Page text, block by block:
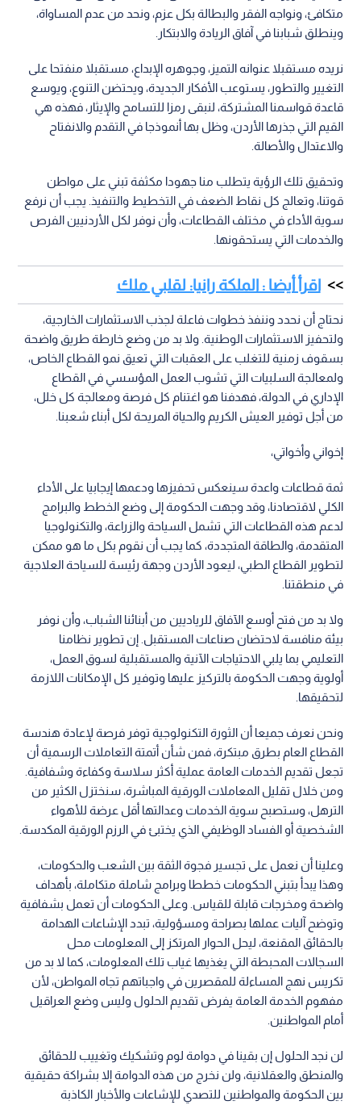
متكافئ، ونواجه الفقر والبطالة بكل عزم، ونحد من عدم المساواة،
وينطلق شبابنا في آفاق الريادة والابتكار.
نريده مستقبلا عنوانه التميز، وجوهره الإبداع، مستقبلا منفتحا على
التغيير والتطور، يستوعب الأفكار الجديدة، ويحتضن التنوع، ويوسع
قاعدة قواسمنا المشتركة، لنبقى رمزا للتسامح والإيثار، فهذه هي
القيم التي جذرها الأردن، وظل بها أنموذجا في التقدم والانفتاح
والاعتدال والأصالة.
وتحقيق تلك الرؤية يتطلب منا جهودا مكثفة تبني على مواطن
قوتنا، وتعالج كل نقاط الضعف في التخطيط والتنفيذ. يجب أن نرفع
سوية الأداء في مختلف القطاعات، وأن نوفر لكل الأردنيين الفرص
والخدمات التي يستحقونها.
اقرأ أيضا : الملكة رانيا: لقلبي ملك
نحتاج أن نحدد وننفذ خطوات فاعلة لجذب الاستثمارات الخارجية،
ولتحفيز الاستثمارات الوطنية. ولا بد من وضع خارطة طريق واضحة
بسقوف زمنية للتغلب على العقبات التي تعيق نمو القطاع الخاص،
ولمعالجة السلبيات التي تشوب العمل المؤسسي في القطاع
الإداري في الدولة، فهدفنا هو اغتنام كل فرصة ومعالجة كل خلل،
من أجل توفير العيش الكريم والحياة المريحة لكل أبناء شعبنا.
إخواني وأخواتي،
ثمة قطاعات واعدة سينعكس تحفيزها ودعمها إيجابيا على الأداء
الكلي لاقتصادنا، وقد وجهت الحكومة إلى وضع الخطط والبرامج
لدعم هذه القطاعات التي تشمل السياحة والزراعة، والتكنولوجيا
المتقدمة، والطاقة المتجددة، كما يجب أن نقوم بكل ما هو ممكن
لتطوير القطاع الطبي، ليعود الأردن وجهة رئيسة للسياحة العلاجية
في منطقتنا.
ولا بد من فتح أوسع الآفاق للرياديين من أبنائنا الشباب، وأن نوفر
بيئة منافسة لاحتضان صناعات المستقبل. إن تطوير نظامنا
التعليمي بما يلبي الاحتياجات الآنية والمستقبلية لسوق العمل،
أولوية وجهت الحكومة بالتركيز عليها وتوفير كل الإمكانات اللازمة
لتحقيقها.
ونحن نعرف جميعا أن الثورة التكنولوجية توفر فرصة لإعادة هندسة
القطاع العام بطرق مبتكرة، فمن شأن أتمتة التعاملات الرسمية أن
تجعل تقديم الخدمات العامة عملية أكثر سلاسة وكفاءة وشفافية.
ومن خلال تقليل المعاملات الورقية المباشرة، سنختزل الكثير من
الترهل، وستصبح سوية الخدمات وعدالتها أقل عرضة للأهواء
الشخصية أو الفساد الوظيفي الذي يختبئ في الرزم الورقية المكدسة.
وعلينا أن نعمل على تجسير فجوة الثقة بين الشعب والحكومات،
وهذا يبدأ بتبني الحكومات خططا وبرامج شاملة متكاملة، بأهداف
واضحة ومخرجات قابلة للقياس. وعلى الحكومات أن تعمل بشفافية
وتوضح آليات عملها بصراحة ومسؤولية، تبدد الإشاعات الهدامة
بالحقائق المقنعة، ليحل الحوار المرتكز إلى المعلومات محل
السجالات المحبطة التي يغذيها غياب تلك المعلومات، كما لا بد من
تكريس نهج المساءلة للمقصرين في واجباتهم تجاه المواطن، لأن
مفهوم الخدمة العامة يفرض تقديم الحلول وليس وضع العراقيل
أمام المواطنين.
لن نجد الحلول إن بقينا في دوامة لوم وتشكيك وتغييب للحقائق
والمنطق والعقلانية، ولن نخرج من هذه الدوامة إلا بشراكة حقيقية
بين الحكومة والمواطنين للتصدي للإشاعات والأخبار الكاذبة